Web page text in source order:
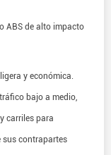
ABS de alto impacto
y económica.
bajo a medio,
carriles para
sus contrapartes